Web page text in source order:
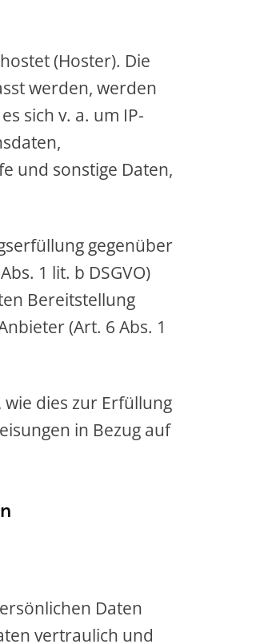
(Hoster). Die
werden, werden
sich v. a. um IP-
und sonstige Daten,
gegenüber
1 lit. b DSGVO)
Bereitstellung
(Art. 6 Abs. 1
dies zur Erfüllung
in Bezug auf
Daten
vertraulich und